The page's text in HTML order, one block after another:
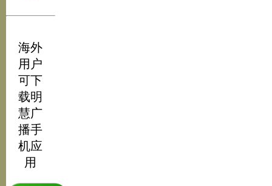
海外
用户
可下
载明
慧广
播手
机应
用